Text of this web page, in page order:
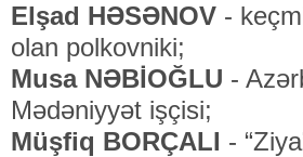
Elşad HƏSƏNOV -
olan polkovniki;
Musa NƏBİOĞLU -
Mədəniyyət işçisi;
Müşfiq BORÇALI -